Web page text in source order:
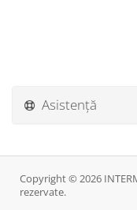
Asistență
Copyright © 2026
rezervate.